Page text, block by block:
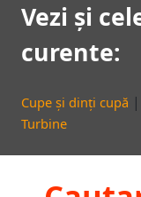
Vezi și
curente:
Cupe și dinți cupă |
Turbine